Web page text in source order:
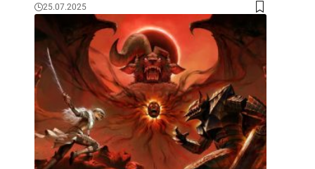
25.07.2025